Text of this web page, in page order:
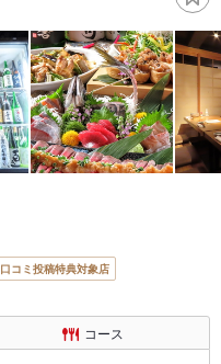
口コミ投稿特典対象店
コース